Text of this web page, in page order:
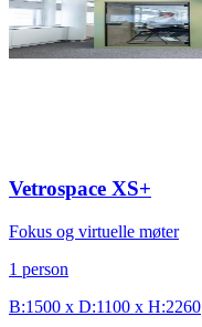
Vetrospace XS+
Fokus og virtuelle møter
1 person
B:1500 x D:1100 x H:2260